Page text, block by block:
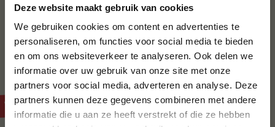
Deze website maakt gebruik van cookies
We gebruiken cookies om content en advertenties te
personaliseren, om functies voor social media te bieden
en om ons websiteverkeer te analyseren. Ook delen we
informatie over uw gebruik van onze site met onze
partners voor social media, adverteren en analyse. Deze
partners kunnen deze gegevens combineren met andere
informatie die u aan ze heeft verstrekt of die ze hebben
onderweg goed blijft. Of je nu voor het eerst riblap
koopt of al jaren je eigen stoofpot maakt, bij
BBQuality bestel je altijd met vertrouwen. Ontdek het
assortiment en bestel eenvoudig online.
Veelgestelde vragen over riblap
10% korting op je
eerste bestelling*
Schrijf je in voor onze nieuwsbrief en ontvang direct
10% korting op jouw eerste bestelling.
VOORNAAM